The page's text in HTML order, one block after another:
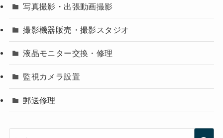
写真撮影・出張動画撮影
撮影機器販売・撮影スタジオ
液晶モニター交換・修理
監視カメラ設置
郵送修理